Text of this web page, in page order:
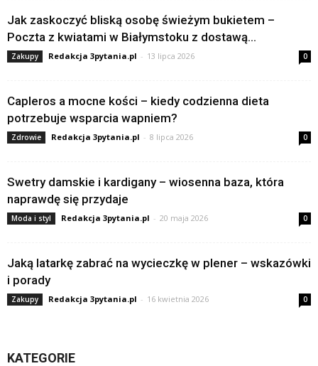
Jak zaskoczyć bliską osobę świeżym bukietem –
Poczta z kwiatami w Białymstoku z dostawą...
Zakupy Redakcja 3pytania.pl - 13 lipca 2026 0
Capleros a mocne kości – kiedy codzienna dieta
potrzebuje wsparcia wapniem?
Zdrowie Redakcja 3pytania.pl - 8 lipca 2026 0
Swetry damskie i kardigany – wiosenna baza, która
naprawdę się przydaje
Moda i styl Redakcja 3pytania.pl - 20 maja 2026 0
Jaką latarkę zabrać na wycieczkę w plener – wskazówki
i porady
Zakupy Redakcja 3pytania.pl - 16 kwietnia 2026 0
KATEGORIE